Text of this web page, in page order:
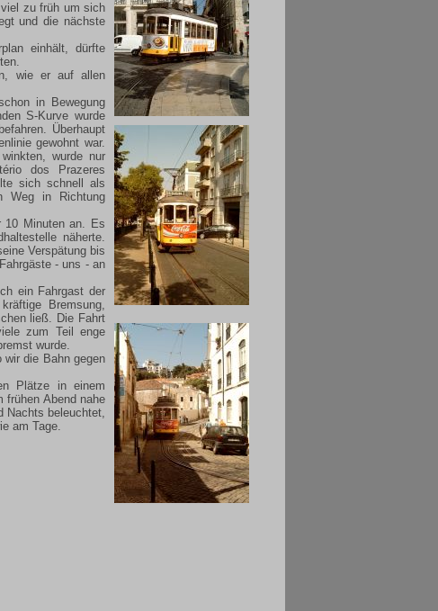
zu früh um sich
und die nächste
einhält, dürfte
wie er auf allen
in Bewegung
S-Kurve wurde
Überhaupt
gewohnt war.
wurde nur
dos Prazeres
sich schnell als
Weg in Richtung
10 Minuten an. Es
näherte.
Verspätung bis
- uns - an
ein Fahrgast der
Bremsung,
ließ. Die Fahrt
zum Teil enge
wurde.
wir die Bahn gegen
Plätze in einem
frühen Abend nahe
Nachts beleuchtet,
am Tage.